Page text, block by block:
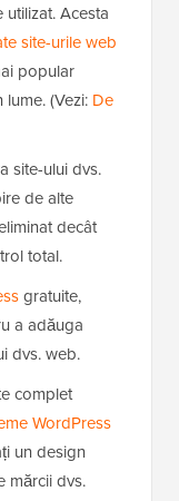
Acesta
site-urile web
popular
(Vezi: De
site-ului dvs.
de alte
decât
total.
gratuite,
a adăuga
dvs. web.
complet
WordPress
un design
mărcii dvs.